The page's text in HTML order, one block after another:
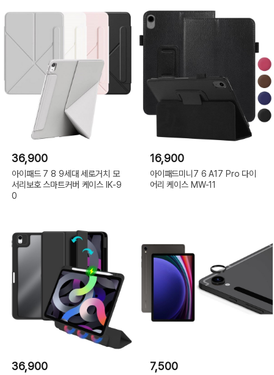
36,900
아이패드 7 8 9세대 세로거치 모
서리보호 스마트커버 케이스 IK-9
0
16,900
아이패드미니7 6 A17 Pro 다이
어리 케이스 MW-11
36,900 7,500